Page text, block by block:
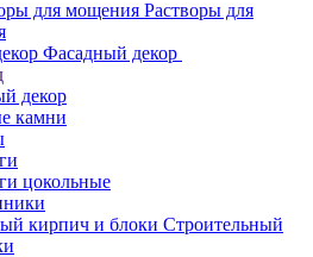
Растворы для
Фасадный декор
декор
камни
цокольные
Строительный